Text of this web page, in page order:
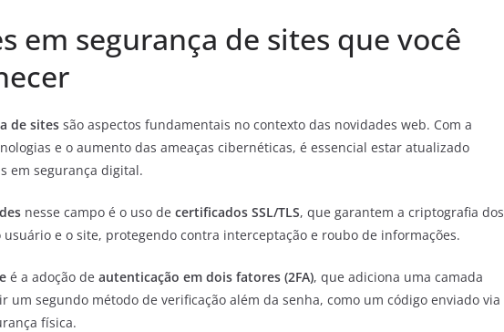
em segurança de sites que você
de sites são aspectos fundamentais no contexto das novidades web. Com a
e o aumento das ameaças cibernéticas, é essencial estar atualizado
em segurança digital.
nesse campo é o uso de certificados SSL/TLS, que garantem a criptografia dos
e o site, protegendo contra interceptação e roubo de informações.
é a adoção de autenticação em dois fatores (2FA), que adiciona uma camada
um segundo método de verificação além da senha, como um código enviado via
física.